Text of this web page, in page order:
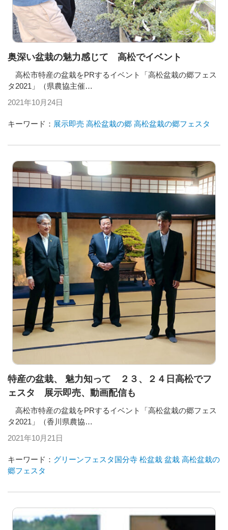
奥深い盆栽の魅力感じて 高松でイベント
高松市特産の盆栽をPRするイベント「高松盆栽の郷フェス
タ2021」（県農協主催…
2021年10月24日
キーワード： 展示即売 高松盆栽の郷 高松盆栽の郷フェスタ
特産の盆栽、 魅力知って ２３、２４日高松でフ
ェスタ 展示即売、動画配信も
高松市特産の盆栽をPRするイベント「高松盆栽の郷フェス
タ2021」（香川県農協…
2021年10月21日
キーワード： グリーンフェスタ国分寺 松盆栽 盆栽 高松盆栽の
郷フェスタ